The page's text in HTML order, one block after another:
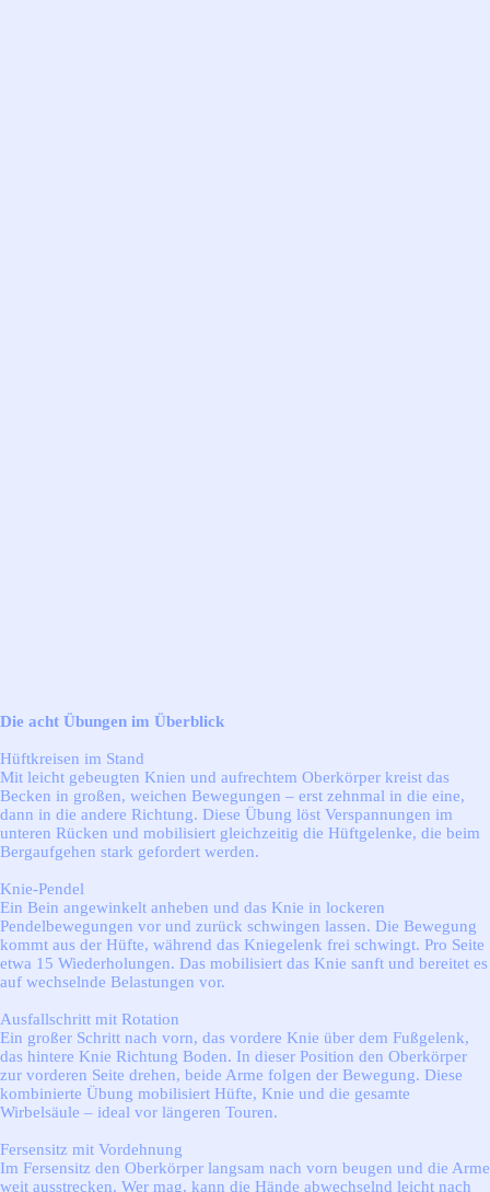
Die acht Übungen im Überblick
Hüftkreisen im Stand
Mit leicht gebeugten Knien und aufrechtem Oberkörper kreist das
Becken in großen, weichen Bewegungen – erst zehnmal in die eine,
dann in die andere Richtung. Diese Übung löst Verspannungen im
unteren Rücken und mobilisiert gleichzeitig die Hüftgelenke, die beim
Bergaufgehen stark gefordert werden.
Knie-Pendel
Ein Bein angewinkelt anheben und das Knie in lockeren
Pendelbewegungen vor und zurück schwingen lassen. Die Bewegung
kommt aus der Hüfte, während das Kniegelenk frei schwingt. Pro Seite
etwa 15 Wiederholungen. Das mobilisiert das Knie sanft und bereitet es
auf wechselnde Belastungen vor.
Ausfallschritt mit Rotation
Ein großer Schritt nach vorn, das vordere Knie über dem Fußgelenk,
das hintere Knie Richtung Boden. In dieser Position den Oberkörper
zur vorderen Seite drehen, beide Arme folgen der Bewegung. Diese
kombinierte Übung mobilisiert Hüfte, Knie und die gesamte
Wirbelsäule – ideal vor längeren Touren.
Fersensitz mit Vordehnung
Im Fersensitz den Oberkörper langsam nach vorn beugen und die Arme
weit ausstrecken. Wer mag, kann die Hände abwechselnd leicht nach